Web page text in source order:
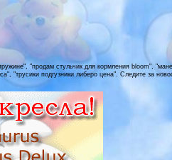
"продам стульчик для кормления bloom",
"трусики подгузники либеро цена". Следите за